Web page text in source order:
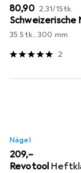
EUR
80,90 EUR
2,31/1Stk.
Schweizerische
35 Stk., 300 mm
2
Nägel
EUR
209,–
Revotool